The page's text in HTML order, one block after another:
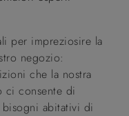
per impreziosire la
negozio:
che la nostra
ci consente di
abitativi di